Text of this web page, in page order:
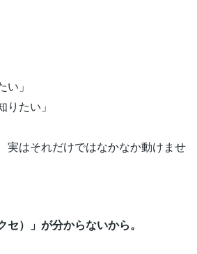
い」
りたい」
実はそれだけではなかなか動けませ
セ）」が分からないから。